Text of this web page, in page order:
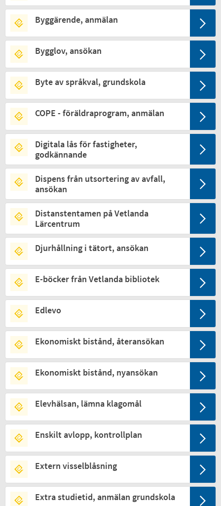
Byggärende, anmälan
Bygglov, ansökan
Byte av språkval, grundskola
COPE - föräldraprogram, anmälan
Digitala lås för fastigheter,
godkännande
Dispens från utsortering av avfall,
ansökan
Distanstentamen på Vetlanda
Lärcentrum
Djurhållning i tätort, ansökan
E-böcker från Vetlanda bibliotek
Edlevo
Ekonomiskt bistånd, återansökan
Ekonomiskt bistånd, nyansökan
Elevhälsan, lämna klagomål
Enskilt avlopp, kontrollplan
Extern visselblåsning
Extra studietid, anmälan grundskola